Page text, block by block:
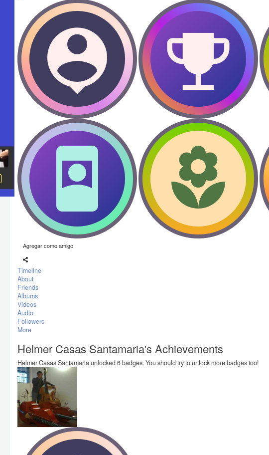
Agregar como amigo
Timeline
About
Friends
Albums
Videos
Audio
Followers
More
Helmer Casas Santamaria's Achievements
Helmer Casas Santamaria unlocked 6 badges. You should try to unlock more badges too!